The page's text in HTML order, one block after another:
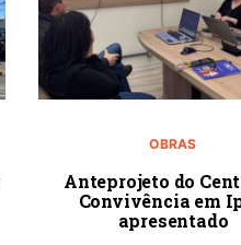
OBRAS
Anteprojeto do
Convivência em
apresentado